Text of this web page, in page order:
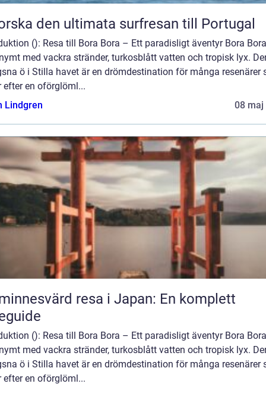
den ultimata surfresan till Portugal
(): Resa till Bora Bora – Ett paradisligt äventyr Bora
med vackra stränder, turkosblått vatten och tropisk lyx.
ö i Stilla havet är en drömdestination för många resenärer
efter en oförglöml...
Lindgren
08 maj
resa i Japan: En komplett
(): Resa till Bora Bora – Ett paradisligt äventyr Bora
med vackra stränder, turkosblått vatten och tropisk lyx.
ö i Stilla havet är en drömdestination för många resenärer
efter en oförglöml...